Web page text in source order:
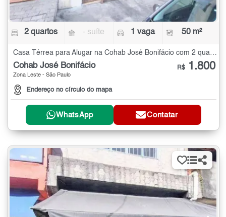
2 quartos - suíte 1 vaga 50 m²
Casa Térrea para Alugar na Cohab José Bonifácio com 2 quartos - 50 m²
Cohab José Bonifácio
Zona Leste - São Paulo
Endereço no círculo do mapa
R$ 1.800
WhatsApp Contatar